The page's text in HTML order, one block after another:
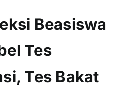
US
Beasiswa
Tes
Tes Bakat